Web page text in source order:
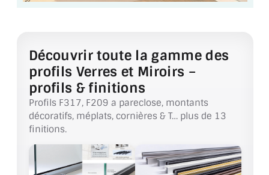
(STROMBINOSCOPE)
ACCESSOIRES EN PROMOTIONS
EXEMPLES, RÉALISATIONS, INSPIRATIONS
COMMENT COUPER DU VERRE ?
Découvrir toute la gamme des
profils Verres et Miroirs –
profils & finitions
Profils F317, F209 a pareclose, montants
décoratifs, méplats, cornières & T… plus de 13
finitions.